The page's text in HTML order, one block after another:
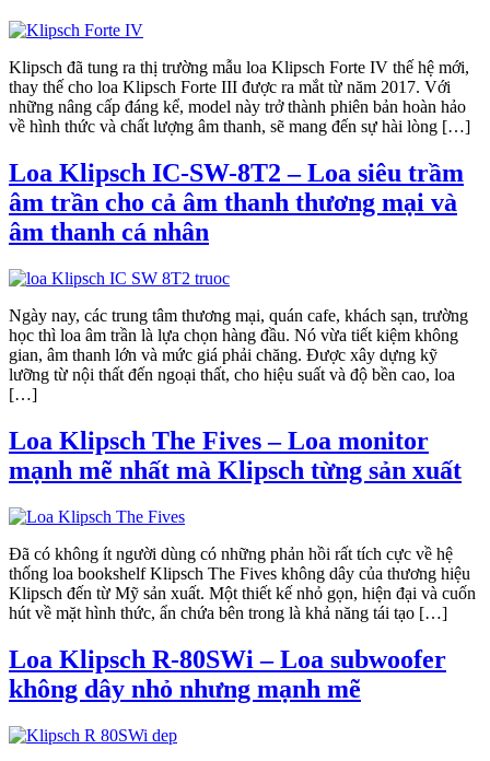
Klipsch đã tung ra thị trường mẫu loa Klipsch Forte IV thế hệ mới,
thay thế cho loa Klipsch Forte III được ra mắt từ năm 2017. Với
những nâng cấp đáng kể, model này trở thành phiên bản hoàn hảo
về hình thức và chất lượng âm thanh, sẽ mang đến sự hài lòng […]
Loa Klipsch IC-SW-8T2 – Loa siêu trầm
âm trần cho cả âm thanh thương mại và
âm thanh cá nhân
Ngày nay, các trung tâm thương mại, quán cafe, khách sạn, trường
học thì loa âm trần là lựa chọn hàng đầu. Nó vừa tiết kiệm không
gian, âm thanh lớn và mức giá phải chăng. Được xây dựng kỹ
lưỡng từ nội thất đến ngoại thất, cho hiệu suất và độ bền cao, loa
[…]
Loa Klipsch The Fives – Loa monitor
mạnh mẽ nhất mà Klipsch từng sản xuất
Đã có không ít người dùng có những phản hồi rất tích cực về hệ
thống loa bookshelf Klipsch The Fives không dây của thương hiệu
Klipsch đến từ Mỹ sản xuất. Một thiết kế nhỏ gọn, hiện đại và cuốn
hút về mặt hình thức, ẩn chứa bên trong là khả năng tái tạo […]
Loa Klipsch R-80SWi – Loa subwoofer
không dây nhỏ nhưng mạnh mẽ